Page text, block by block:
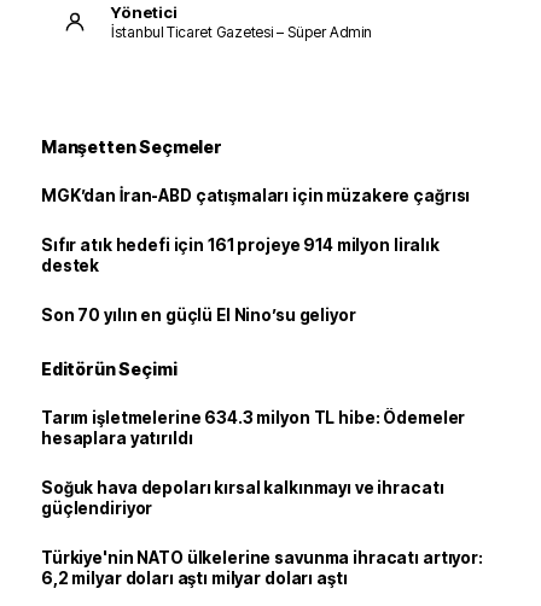
Yönetici
İstanbul Ticaret Gazetesi – Süper Admin
Manşetten Seçmeler
MGK’dan İran-ABD çatışmaları için müzakere çağrısı
Sıfır atık hedefi için 161 projeye 914 milyon liralık
destek
Son 70 yılın en güçlü El Nino’su geliyor
Editörün Seçimi
Tarım işletmelerine 634.3 milyon TL hibe: Ödemeler
hesaplara yatırıldı
Soğuk hava depoları kırsal kalkınmayı ve ihracatı
güçlendiriyor
Türkiye'nin NATO ülkelerine savunma ihracatı artıyor:
6,2 milyar doları aştı milyar doları aştı